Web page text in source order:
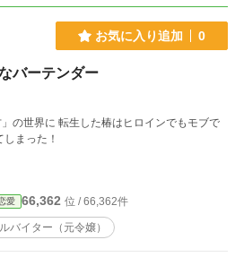
お気に入り追加 0
バーテンダー
の世界に 転生した椿はヒロインでもモブで
まった！
愛 66,362 位 / 66,362件
バイター（元令嬢）